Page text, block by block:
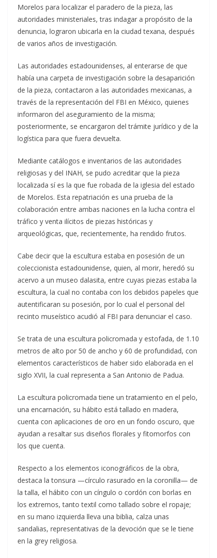
Morelos para localizar el paradero de la pieza, las
autoridades ministeriales, tras indagar a propósito de la
denuncia, lograron ubicarla en la ciudad texana, después
de varios años de investigación.
Las autoridades estadounidenses, al enterarse de que
había una carpeta de investigación sobre la desaparición
de la pieza, contactaron a las autoridades mexicanas, a
través de la representación del FBI en México, quienes
informaron del aseguramiento de la misma;
posteriormente, se encargaron del trámite jurídico y de la
logística para que fuera devuelta.
Mediante catálogos e inventarios de las autoridades
religiosas y del INAH, se pudo acreditar que la pieza
localizada sí es la que fue robada de la iglesia del estado
de Morelos. Esta repatriación es una prueba de la
colaboración entre ambas naciones en la lucha contra el
tráfico y venta ilícitos de piezas históricas y
arqueológicas, que, recientemente, ha rendido frutos.
Cabe decir que la escultura estaba en posesión de un
coleccionista estadounidense, quien, al morir, heredó su
acervo a un museo dalasita, entre cuyas piezas estaba la
escultura, la cual no contaba con los debidos papeles que
autentificaran su posesión, por lo cual el personal del
recinto museístico acudió al FBI para denunciar el caso.
Se trata de una escultura policromada y estofada, de 1.10
metros de alto por 50 de ancho y 60 de profundidad, con
elementos característicos de haber sido elaborada en el
siglo XVII, la cual representa a San Antonio de Padua.
La escultura policromada tiene un tratamiento en el pelo,
una encarnación, su hábito está tallado en madera,
cuenta con aplicaciones de oro en un fondo oscuro, que
ayudan a resaltar sus diseños florales y fitomorfos con
los que cuenta.
Respecto a los elementos iconográficos de la obra,
destaca la tonsura —círculo rasurado en la coronilla— de
la talla, el hábito con un cíngulo o cordón con borlas en
los extremos, tanto textil como tallado sobre el ropaje;
en su mano izquierda lleva una biblia, calza unas
sandalias, representativas de la devoción que se le tiene
en la grey religiosa.